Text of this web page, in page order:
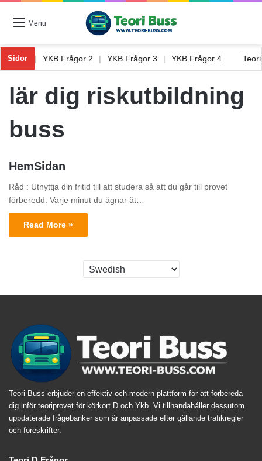
Menu
Sidor
1 YKB Frågor 2 YKB Frågor 3 YKB Frågor 4
lär dig riskutbildning
buss
HemSidan
Råd : Utnyttja din fritid till att studera så att du går till provet
förberedd. Varje minut du ägnar åt…
Read More »
Teori Buss erbjuder en effektiv och modern plattform för att förbereda
dig inför teoriprovet för körkort D och Ykb. Vi tillhandahåller dessutom
uppdaterade frågebanker som är anpassade efter gällande trafikregler
och föreskrifter.